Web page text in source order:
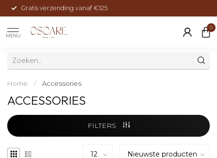
Gratis verzending vanaf €125
MENU
0
Home / Accessories
ACCESSORIES
FILTERS